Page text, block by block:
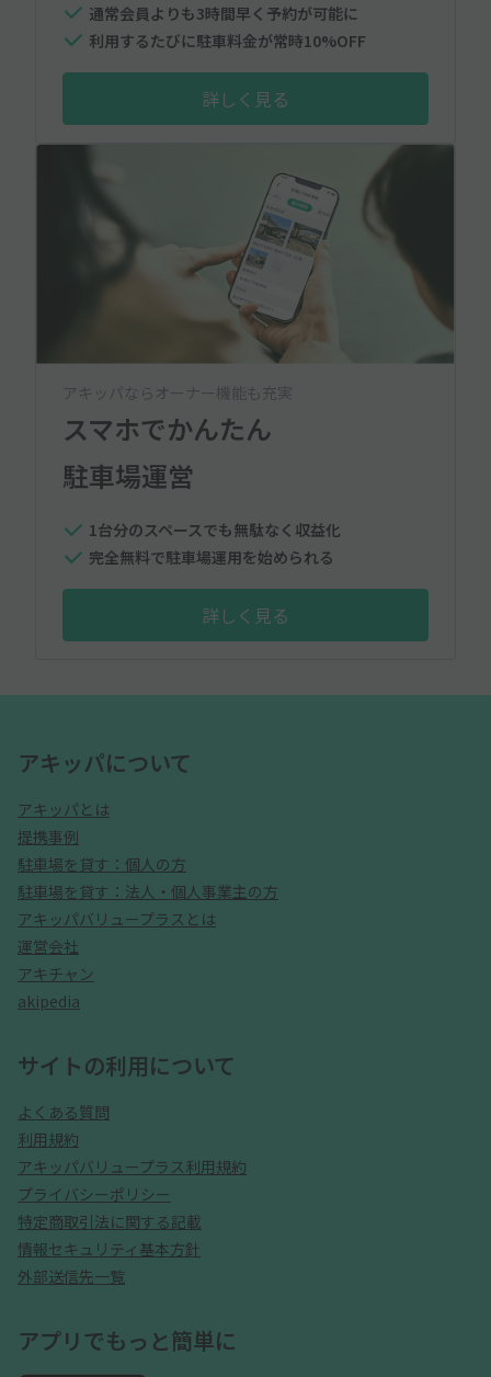
通常会員よりも3時間早く予約が可能に
利用するたびに駐車料金が常時10%OFF
詳しく見る
アキッパならオーナー機能も充実
スマホでかんたん
駐車場運営
1台分のスペースでも無駄なく収益化
完全無料で駐車場運用を始められる
詳しく見る
アキッパについて
アキッパとは
提携事例
駐車場を貸す：個人の方
駐車場を貸す：法人・個人事業主の方
アキッパバリュープラスとは
運営会社
アキチャン
akipedia
サイトの利用について
よくある質問
利用規約
アキッパバリュープラス利用規約
プライバシーポリシー
特定商取引法に関する記載
情報セキュリティ基本方針
外部送信先一覧
アプリでもっと簡単に